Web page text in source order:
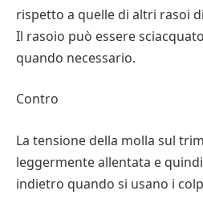
rispetto a quelle di altri rasoi
Il rasoio può essere
quando necessario.
Contro
La tensione della molla sul
leggermente allentata e
indietro quando si usano i